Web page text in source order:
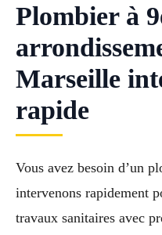
Plombier à
Marseille
rapide
Vous avez besoin d’un
intervenons rapidement
travaux sanitaires avec